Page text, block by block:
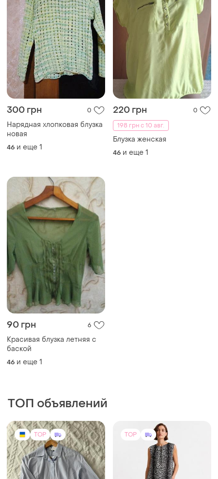
300 грн 0
Нарядная хлопковая блузка
новая
46 и еще 1
220 грн
0
198 грн с 10 авг.
Блузка женская
46 и еще 1
90 грн 6
Красивая блузка летняя с
баской
46 и еще 1
ТОП объявлений
TOP TOP